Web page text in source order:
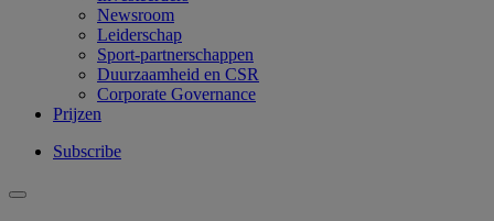
Newsroom
Leiderschap
Sport-partnerschappen
Duurzaamheid en CSR
Corporate Governance
Prijzen
Subscribe